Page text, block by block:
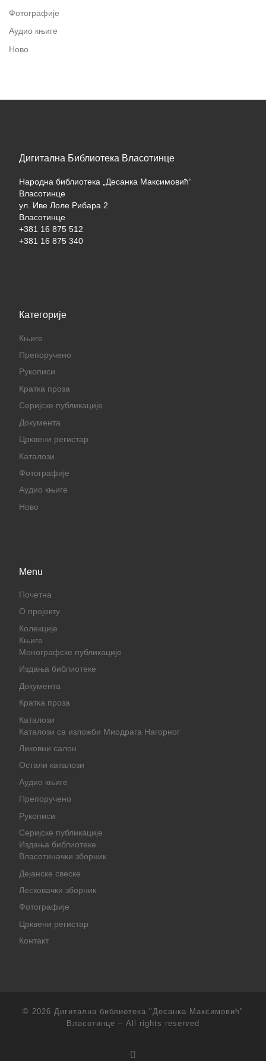
Фотографије
Аудио књиге
Ново
Дигитална Библиотека Власотинце
Народна библиотека „Десанка Максимовић“
Власотинце
ул. Иве Лоле Рибара 2
Власотинце
+381 16 875 512
+381 16 875 340
Категорије
Књиге
Препоручено
Рукописи
Кратка проза
Серијске публикације
Документа
Црквени регистар
Каталози
Фотографије
Аудио књиге
Ново
Menu
Почетна
О пројекту
Колекције
Књиге
Монографске публикације
Издања библиотеке
Документа
Кратка проза
Каталози
Каталози са изложби Миодрага Нагорног
Ликовни салон
Остали каталози
Аудио књиге
Препоручено
Рукописи
Серијске публикације
Издања библиотеке
Власотиначки зборник
Дејанске свеске
Лесковачки зборник
Фотографије
Црквени регистар
Контакт
© 2026 Дигитална библиотека "Десанка Максимовић"
Власотинце – All rights reserved